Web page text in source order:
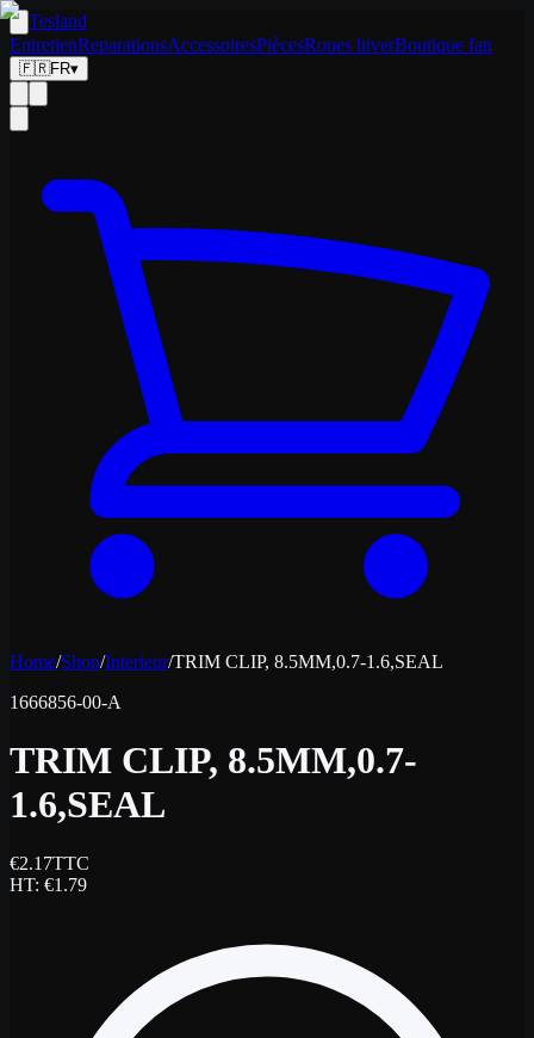
Tesland
EntretienReparationsAccessoiresPiècesRoues hiverBoutique fan
🇫🇷FR▾
Home/Shop/Interieur/TRIM CLIP, 8.5MM,0.7-1.6,SEAL
1666856-00-A
TRIM CLIP, 8.5MM,0.7-
1.6,SEAL
€2.17TTC
HT: €1.79